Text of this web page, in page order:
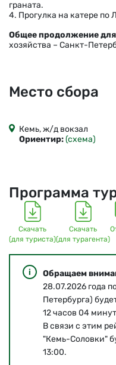
граната.
4. Прогулка на катере
Общее продолжение для
хозяйства – Санкт-
Место сбора
Кемь, ж/д вокзал
Ориентир:(схема)
Программа
Скачать
(для туриста)
Скачать
(для турагента)
Обращаем
28.07.2026 года
Петербурга)
12 часов 04
В связи с этим
"Кемь-Соловки"
13:00.